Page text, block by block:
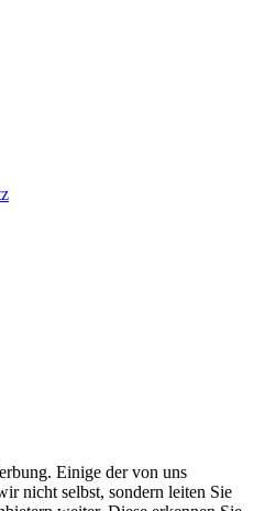
Einige der von uns
nicht selbst, sondern leiten Sie